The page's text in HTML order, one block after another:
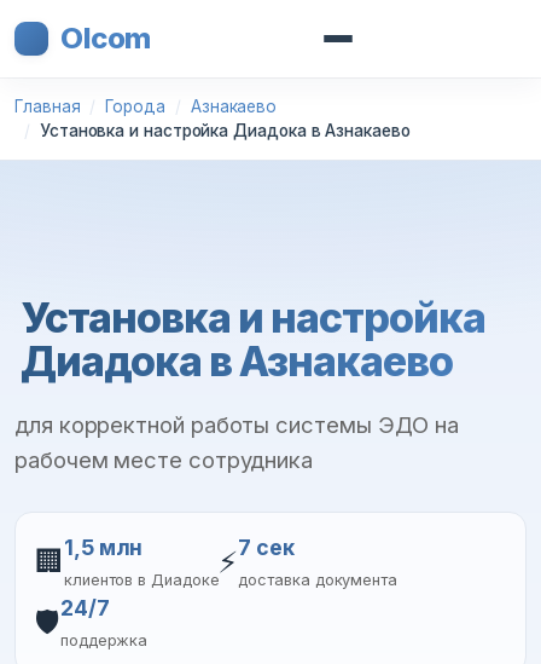
Olcom
Главная Города
Азнакаево
Установка и настройка Диадока в Азнакаево
Установка и настройка
Диадока в Азнакаево
для корректной работы системы ЭДО на
рабочем месте сотрудника
🏢 1,5 млн
клиентов в Диадоке
⚡7 сек
доставка документа
🛡️24/7
поддержка